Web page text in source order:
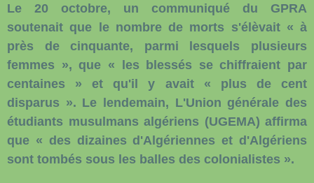
Le 20 octobre, un communiqué du GPRA
soutenait que le nombre de morts s'élèvait « à
près de cinquante, parmi lesquels plusieurs
femmes », que « les blessés se chiffraient par
centaines » et qu'il y avait « plus de cent
disparus ». Le lendemain, L'Union générale des
étudiants musulmans algériens (UGEMA) affirma
que « des dizaines d'Algériennes et d'Algériens
sont tombés sous les balles des colonialistes ».